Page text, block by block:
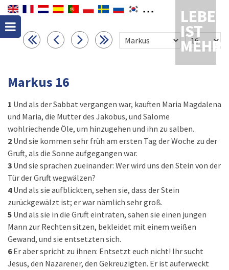
LEBEN
IST
MEHR
Markus 16
1 Und als der Sabbat vergangen war, kauften Maria Magdalena
und Maria, die Mutter des Jakobus, und Salome
wohlriechende Öle, um hinzugehen und ihn zu salben.
2 Und sie kommen sehr früh am ersten Tag der Woche zu der
Gruft, als die Sonne aufgegangen war.
3 Und sie sprachen zueinander: Wer wird uns den Stein von der
Tür der Gruft wegwälzen?
4 Und als sie aufblickten, sehen sie, dass der Stein
zurückgewälzt ist; er war nämlich sehr groß.
5 Und als sie in die Gruft eintraten, sahen sie einen jungen
Mann zur Rechten sitzen, bekleidet mit einem weißen
Gewand, und sie entsetzten sich.
6 Er aber spricht zu ihnen: Entsetzt euch nicht! Ihr sucht
Jesus, den Nazarener, den Gekreuzigten. Er ist auferweckt